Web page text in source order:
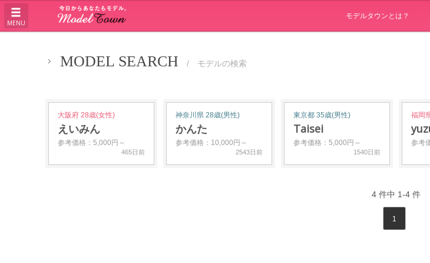
MENU
モデルタウンとは？
MODEL SEARCH / モデルの検索
大阪府 28歳(女性)
えいみん
参考価格：5,000円～
465日前
神奈川県 28歳(男性)
かんた
参考価格：10,000円～
2543日前
東京都 35歳(男性)
Taisei
参考価格：5,000円～
1540日前
福岡
参考
4件中 1-4件
1